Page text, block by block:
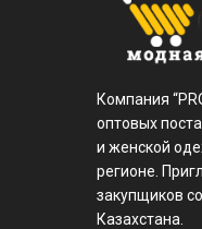
Компания
оптовых
и женской
регионе.
закупщиков
Казахстана.